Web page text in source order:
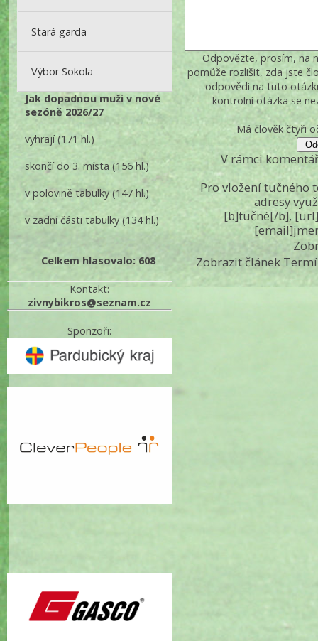
Stará garda
Výbor Sokola
Jak dopadnou muži v nové
sezóně 2026/27
vyhrají(171 hl.)
skončí do 3. místa (156 hl.)
v polovině tabulky(147 hl.)
v zadní části tabulky (134 hl.)
Celkem hlasovalo: 608
Kontakt:
zivnybikros@seznam.cz
Sponzoři:
Odpovězte, prosím, na
pomůže rozlišit, zda jste
odpovědi na tuto
kontrolní otázka se
Má člověk čtyři
V rámci
Pro vložení tučného
adresy
[b]tučné[/b],
Zobrazit článek